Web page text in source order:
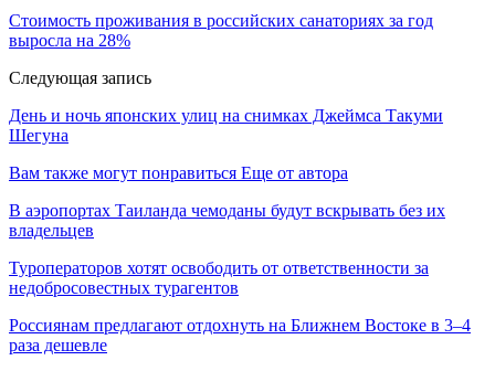
Стоимость проживания в российских санаториях за год
выросла на 28%
Следующая запись
День и ночь японских улиц на снимках Джеймса Такуми
Шегуна
Вам также могут понравиться Еще от автора
В аэропортах Таиланда чемоданы будут вскрывать без их
владельцев
Туроператоров хотят освободить от ответственности за
недобросовестных турагентов
Россиянам предлагают отдохнуть на Ближнем Востоке в 3–4
раза дешевле